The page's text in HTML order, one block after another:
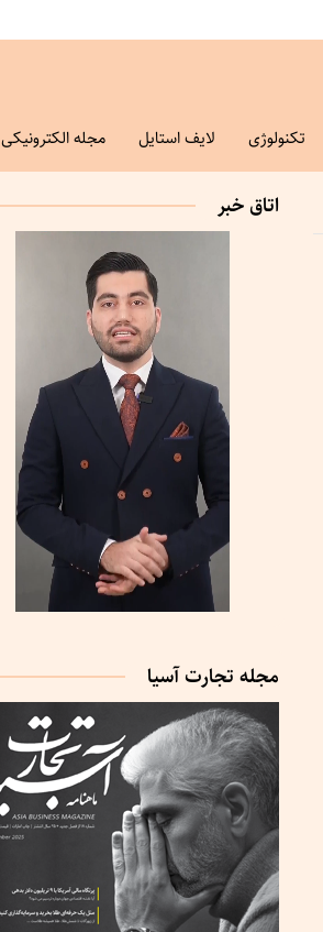
تکنولوژی لایف استایل مجله الکترونیکی
اتاق خبر
مجله تجارت آسیا